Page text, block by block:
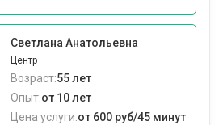
Светлана Анатольевна
Центр
Возраст:55 лет
Опыт:от 10 лет
Цена услуги:от 600 руб/45 минут